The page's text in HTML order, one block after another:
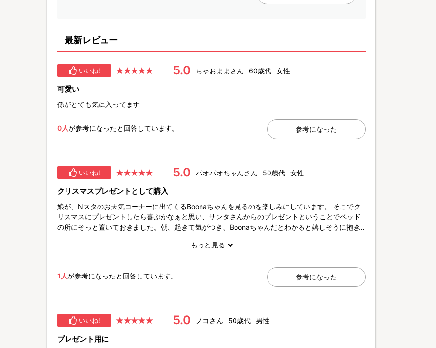
最新レビュー
いいね! 5.0 ちゃおままさん 60歳代 女性
可愛い
孫がとても気に入ってます
0人が参考になったと回答しています。 参考になった
いいね! 5.0 パオパオちゃんさん 50歳代 女性
クリスマスプレゼントとして購入
娘が、Nスタのお天気コーナーに出てくるBoonaちゃんを見るのを楽しみにしています。 そこでク
リスマスにプレゼントしたら喜ぶかなぁと思い、サンタさんからのプレゼントということでベッド
の所にそっと置いておきました。朝、起きて気がつき、Boonaちゃんだとわかると嬉しそうに抱き
んでいる様子を見て、親も嬉しくなりました。もっと見る
1人が参考になったと回答しています。 参考になった
いいね! 5.0 ノコさん 50歳代 男性
プレゼント用に